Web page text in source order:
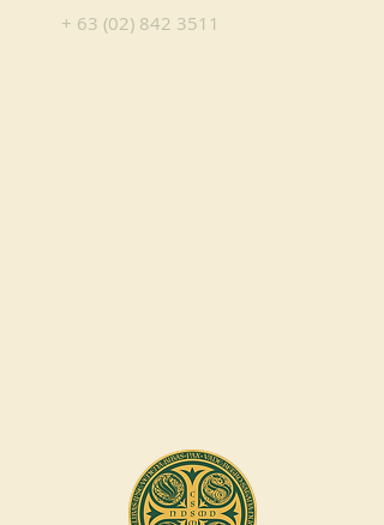
+ 63 (02) 842 3511